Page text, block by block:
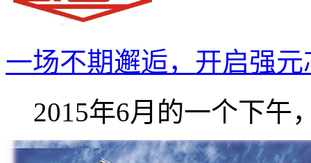
一场不期邂逅，开启强
2015年6月的一个下午